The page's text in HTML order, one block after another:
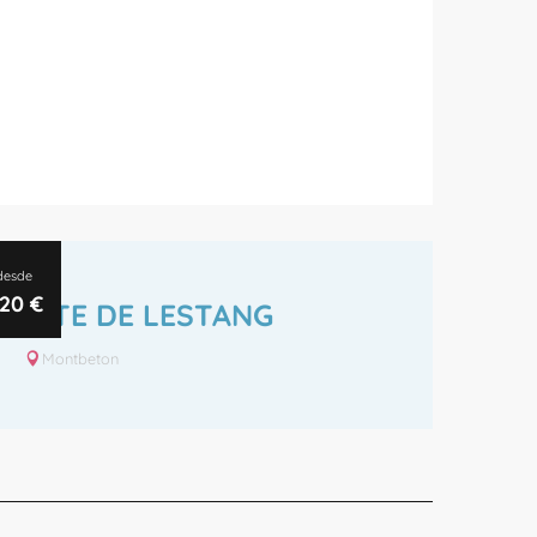
€
GÎTE DE LESTANG
Montbeton